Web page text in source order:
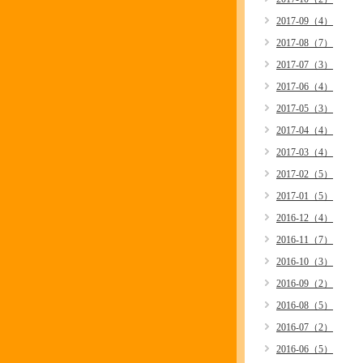
2017-09（4）
2017-08（7）
2017-07（3）
2017-06（4）
2017-05（3）
2017-04（4）
2017-03（4）
2017-02（5）
2017-01（5）
2016-12（4）
2016-11（7）
2016-10（3）
2016-09（2）
2016-08（5）
2016-07（2）
2016-06（5）